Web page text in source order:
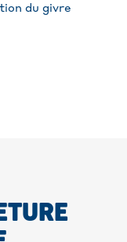
du givre